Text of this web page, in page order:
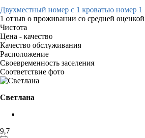
Двухместный номер с 1 кроватью номер 1
1 отзыв о проживании со средней оценкой
Чистота
Цена - качество
Качество обслуживания
Расположение
Своевременность заселения
Соответствие фото
Светлана
9,7